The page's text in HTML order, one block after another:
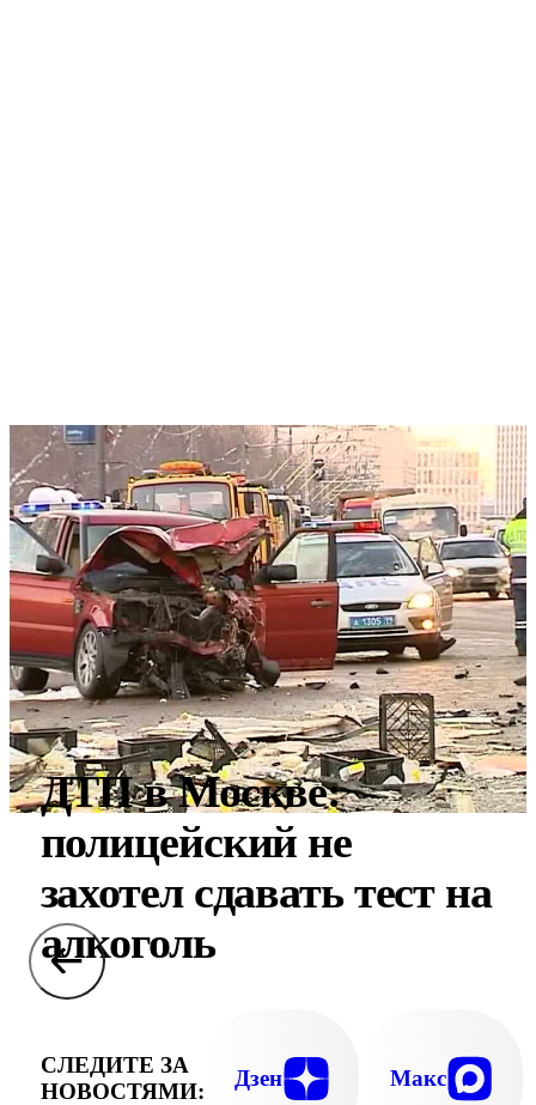
ДТП в Москве:
полицейский не
захотел сдавать тест на
алкоголь
СЛЕДИТЕ ЗА
НОВОСТЯМИ:
Дзен Макс